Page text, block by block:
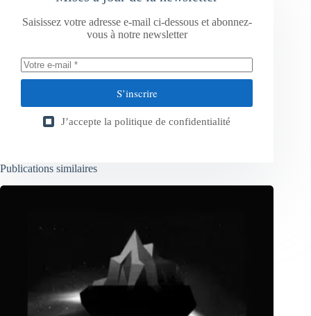
Saisissez votre adresse e-mail ci-dessous et abonnez-
vous à notre newsletter
S’inscrire
J’accepte la politique de confidentialité
Publications similaires